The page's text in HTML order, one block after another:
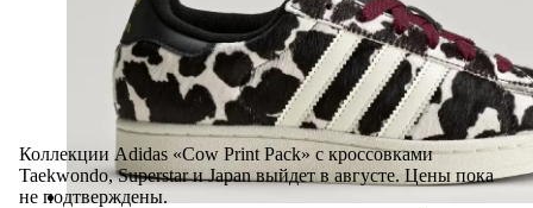
Коллекции Adidas «Cow Print Pack» с кроссовками
Taekwondo, Superstar и Japan выйдет в августе. Цены пока
не подтверждены.